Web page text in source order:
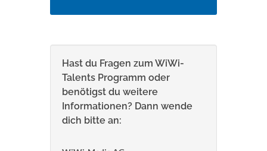
Hast du Fragen zum WiWi-
Talents Programm oder
benötigst du weitere
Informationen? Dann wende
dich bitte an: